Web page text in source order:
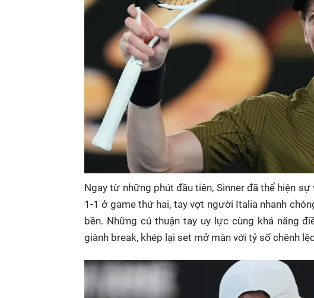
Ngay từ những phút đầu tiên, Sinner đã thể hiện
1-1 ở game thứ hai, tay vợt người Italia nhanh
bền. Những cú thuận tay uy lực cùng khả năng
giành break, khép lại set mở màn với tỷ số chênh